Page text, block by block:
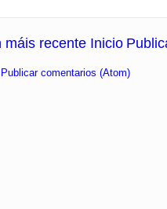
máis recente Inicio
Publicar comentarios (Atom)